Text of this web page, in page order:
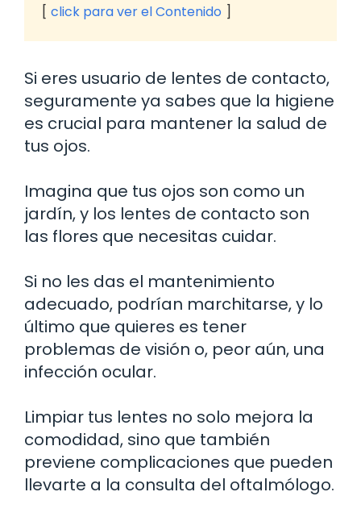
click para ver el Contenido
Si eres usuario de lentes de contacto,
seguramente ya sabes que la higiene
es crucial para mantener la salud de
tus ojos.
Imagina que tus ojos son como un
jardín, y los lentes de contacto son
las flores que necesitas cuidar.
Si no les das el mantenimiento
adecuado, podrían marchitarse, y lo
último que quieres es tener
problemas de visión o, peor aún, una
infección ocular.
Limpiar tus lentes no solo mejora la
comodidad, sino que también
previene complicaciones que pueden
llevarte a la consulta del oftalmólogo.